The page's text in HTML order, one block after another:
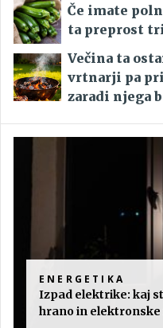
Če imate
ta preprost
Večina ta
vrtnarji pa
zaradi njega
ENERGETIKA
Izpad elektrike: kaj
hrano in elektronske